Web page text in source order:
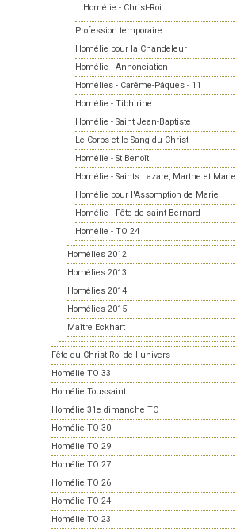
Homélie - Christ-Roi
Profession temporaire
Homélie pour la Chandeleur
Homélie - Annonciation
Homélies - Carême-Pâques - 11
Homélie - Tibhirine
Homélie - Saint Jean-Baptiste
Le Corps et le Sang du Christ
Homélie - St Benoît
Homélie - Saints Lazare, Marthe et Marie
Homélie pour l'Assomption de Marie
Homélie - Fête de saint Bernard
Homélie - TO 24
Homélies 2012
Homélies 2013
Homélies 2014
Homélies 2015
Maître Eckhart
Fête du Christ Roi de l'univers
Homélie TO 33
Homélie Toussaint
Homélie 31e dimanche TO
Homélie TO 30
Homélie TO 29
Homélie TO 27
Homélie TO 26
Homélie TO 24
Homélie TO 23